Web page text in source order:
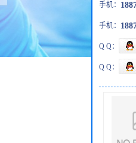
手机：
手机：
Q Q：
Q Q：